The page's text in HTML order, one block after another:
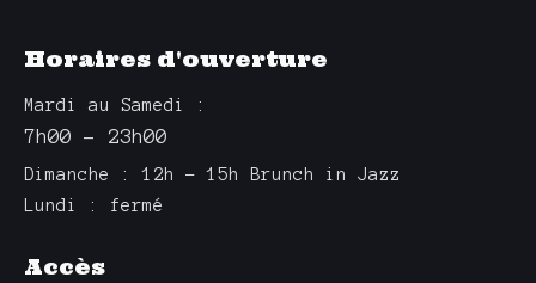
Horaires d'ouverture
Mardi au Samedi :
7h00 – 23h00
Dimanche : 12h – 15h Brunch in Jazz
Lundi : fermé
Accès